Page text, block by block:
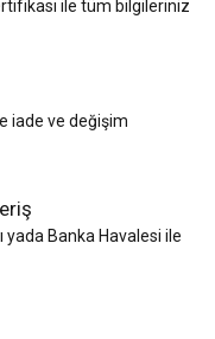
ile tüm bilgileriniz
iade ve değişim
yada Banka Havalesi ile